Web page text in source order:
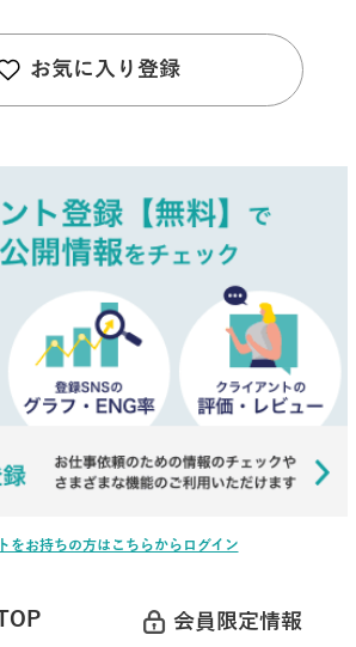
お気に入り登録
をお持ちの方はこちらからログイン
会員限定情報